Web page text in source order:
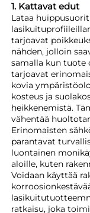
1. Kattavat edut
Lataa
tarjoavat
nähden, jolloin
samalla kun tuote
tarjoavat
kovia
kosteus ja
heikkenemistä.
vähentää
Erinomaisten
parantavat
luontainen
aloille, kuten
Voidaan käyttää
ratkaisu, joka